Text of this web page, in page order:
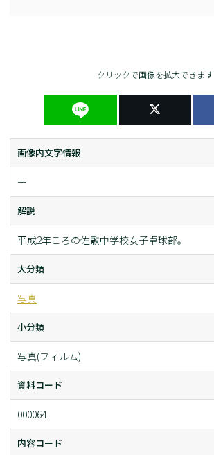
クリックで画像を拡大できます
画像内文字情報
ー
解説
平成2年ころの佐敷中学校女子卓球部。
大分類
写真
小分類
写真(フィルム)
資料コード
000064
内容コード